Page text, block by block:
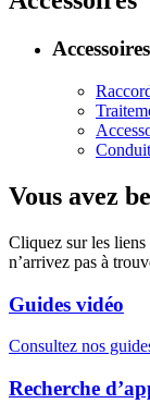
Accessoires
Vous avez
Cliquez sur les
n’arrivez pas à
Guides vidéo
Consultez nos
Recherche